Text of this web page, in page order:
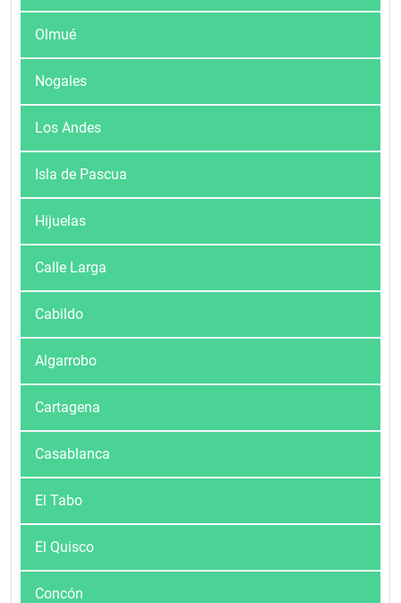
Olmué
Nogales
Los Andes
Isla de Pascua
Hijuelas
Calle Larga
Cabildo
Algarrobo
Cartagena
Casablanca
El Tabo
El Quisco
Concón